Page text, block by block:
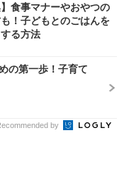
】食事マナーやおやつの
！子どもとのごはんを
る方法
の第一歩！子育て
by